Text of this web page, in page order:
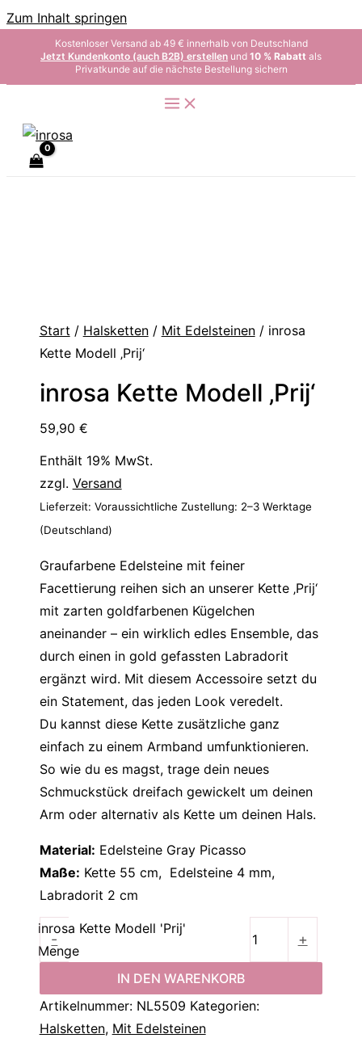
Zum Inhalt springen
Kostenloser Versand ab 49 € innerhalb von Deutschland
Jetzt Kundenkonto (auch B2B) erstellen und 10 % Rabatt als
Privatkunde auf die nächste Bestellung sichern
Start / Halsketten/ Mit Edelsteinen/ inrosa
Kette Modell ‚Prij‘
inrosa Kette Modell ‚Prij‘
59,90 €
Enthält 19% MwSt.
zzgl. Versand
Lieferzeit: Voraussichtliche Zustellung: 2–3 Werktage
(Deutschland)
Graufarbene Edelsteine mit feiner
Facettierung reihen sich an unserer Kette ‚Prij‘
mit zarten goldfarbenen Kügelchen
aneinander – ein wirklich edles Ensemble, das
durch einen in gold gefassten Labradorit
ergänzt wird. Mit diesem Accessoire setzt du
ein Statement, das jeden Look veredelt.
Du kannst diese Kette zusätzliche ganz
einfach zu einem Armband umfunktionieren.
So wie du es magst, trage dein neues
Schmuckstück dreifach gewickelt um deinen
Arm oder alternativ als Kette um deinen Hals.
Material: Edelsteine Gray Picasso
Maße: Kette 55 cm, Edelsteine 4 mm,
Labradorit 2 cm
-
inrosa Kette Modell 'Prij'
Menge
+
IN DEN WARENKORB
Artikelnummer: NL5509 Kategorien:
Halsketten, Mit Edelsteinen